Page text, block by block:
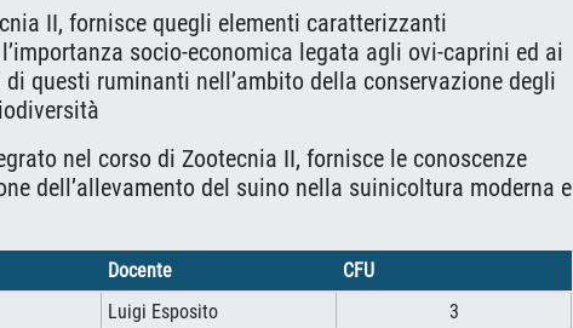
II, fornisce quegli elementi caratterizzanti
socio-economica legata agli ovi-caprini ed ai
questi ruminanti nell’ambito della conservazione degli
nel corso di Zootecnia II, fornisce le conoscenze
dell’allevamento del suino nella suinicoltura moderna e
Docente
CFU
Luigi Esposito
3